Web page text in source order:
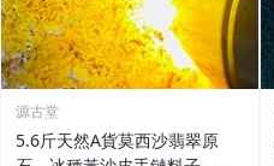
源古堂
5.6斤天然A貨莫西沙翡翠原